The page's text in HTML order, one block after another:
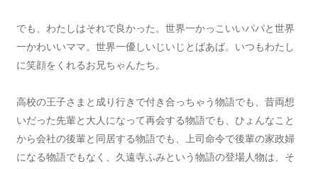
でも、わたしはそれで良かった。世界一かっこいいパパと世界
一かわいいママ。世界一優しいじいじとばあば。いつもわたし
に笑顔をくれるお兄ちゃんたち。
高校の王子さまと成り行きで付き合っちゃう物語でも、昔両想
いだった先輩と大人になって再会する物語でも、ひょんなこと
から会社の後輩と同居する物語でも、上司命令で後輩の家政婦
になる物語でもなく、久遠寺ふみという物語の登場人物は、そ